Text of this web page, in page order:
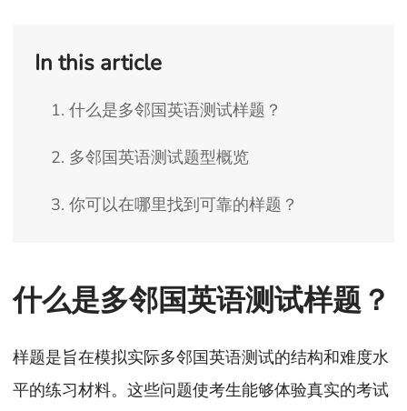
In this article
1. 什么是多邻国英语测试样题？
2. 多邻国英语测试题型概览
3. 你可以在哪里找到可靠的样题？
什么是多邻国英语测试样题？
样题是旨在模拟实际多邻国英语测试的结构和难度水
平的练习材料。这些问题使考生能够体验真实的考试